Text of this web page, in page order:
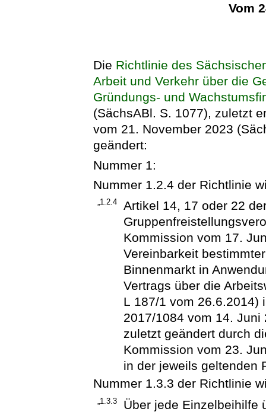
Vom
Die Richtlinie des
Arbeit und Verkehr über die
Gründungs- und
(SächsABl. S. 1077), zuletzt
vom 21. November 2023
geändert:
Nummer 1:
Nummer 1.2.4 der Richtlinie
„1.2.4
Artikel 14, 17 oder 22
Kommission vom 17.
Vereinbarkeit
Binnenmarkt in
Vertrags über die
L 187/1 vom 26.6.2014)
2017/1084 vom 14.
zuletzt geändert durch
Kommission vom 23.
in der jeweils geltenden
Nummer 1.3.3 der Richtlinie
„1.3.3
Über jede Einzelbeihilfe